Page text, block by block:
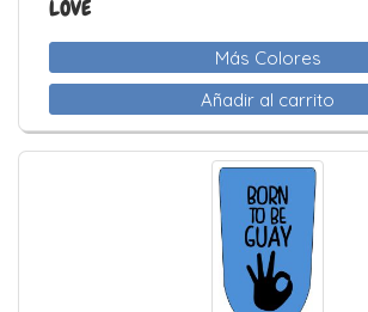
LOVE
Más Colores
Añadir al carrito